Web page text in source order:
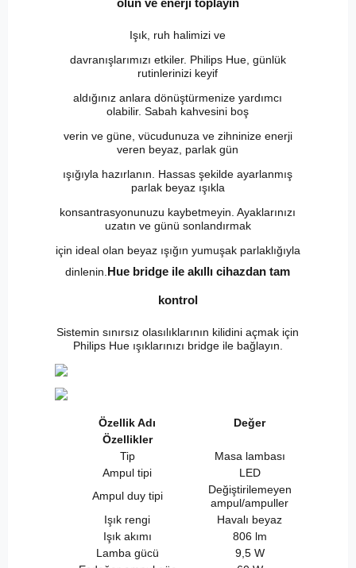
olun ve enerji toplayın
Işık, ruh halimizi ve
davranışlarımızı etkiler. Philips Hue, günlük
rutinlerinizi keyif
aldığınız anlara dönüştürmenize yardımcı
olabilir. Sabah kahvesini boş
verin ve güne, vücudunuza ve zihninize enerji
veren beyaz, parlak gün
ışığıyla hazırlanın. Hassas şekilde ayarlanmış
parlak beyaz ışıkla
konsantrasyonunuzu kaybetmeyin. Ayaklarınızı
uzatın ve günü sonlandırmak
için ideal olan beyaz ışığın yumuşak parlaklığıyla
dinlenin.Hue bridge ile akıllı cihazdan tam
kontrol
Sistemin sınırsız olasılıklarının kilidini açmak için
Philips Hue ışıklarınızı bridge ile bağlayın.
Özellik Adı
Değer
Özellikler
Tip
Masa lambası
Ampul tipi
LED
Ampul duy tipi
Değiştirilemeyen
ampul/ampuller
Işık rengi
Havalı beyaz
Işık akımı
806 lm
Lamba gücü
9,5 W